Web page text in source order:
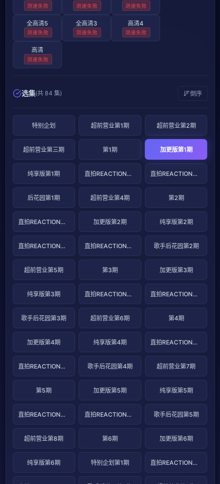
测速失败 测速失败 测速失败
全高清5
测速失败
全高清3
测速失败
高清4
测速失败
高清
测速失败
选集(共 84 集) 倒序
特别企划 超前营业第1期 超前营业第2期
超前营业第三期 第1期 加更版第1期
纯享版第1期 直拍REACTION第1期 直拍REACTION第2期
后花园第1期 超前营业第4期 第2期
直拍REACTION第2期 加更版第2期 纯享版第2期
直拍REACTION第3期 直拍REACTION第4期 歌手后花园第2期
超前营业第5期 第3期 加更版第3期
纯享版第3期 直拍REACTION第5期 直拍REACTION第6期
歌手后花园第3期 超前营业第6期 第4期
加更版第4期 纯享版第4期 直拍REACTION第7期
直拍REACTION第8期 歌手后花园第4期 超前营业第7期
第5期 加更版第5期 纯享版第5期
直拍REACTION第9期 直拍REACTION第10期 歌手后花园第5期
超前营业第8期 第6期 加更版第6期
纯享版第6期 特别企划第1期 直拍REACTION第11期